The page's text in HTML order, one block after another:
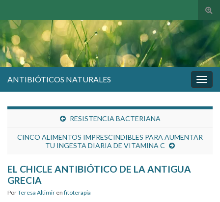
de
la
ANTIBIÓTICOS NATURALES
RESISTENCIA BACTERIANA
CINCO ALIMENTOS IMPRESCINDIBLES PARA AUMENTAR
TU INGESTA DIARIA DE VITAMINA C
EL CHICLE ANTIBIÓTICO DE LA ANTIGUA
GRECIA
PorTeresa Altimir en fitoterapia